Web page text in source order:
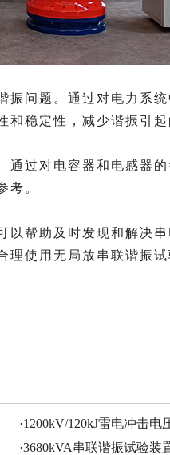
题。通过对电力系统
稳定性，减少谐振引起
对电容器和电感器的
考。
助及时发现和解决串
使用无局放串联谐振试
·1200kV/120kJ雷电冲击
·3680kVA串联谐振试验装